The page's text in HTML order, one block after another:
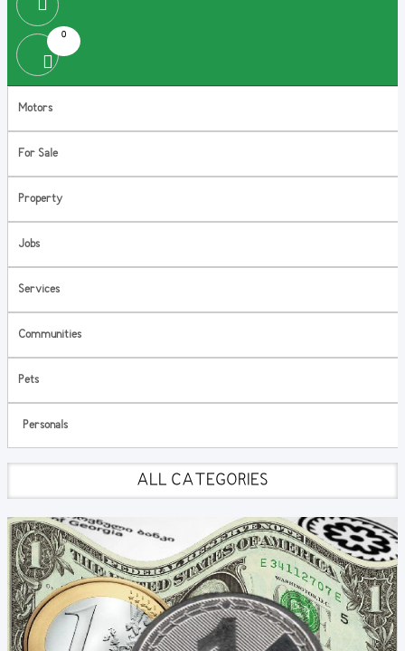
0
Motors
For Sale
Property
Jobs
Services
Communities
Pets
Personals
ALL CATEGORIES